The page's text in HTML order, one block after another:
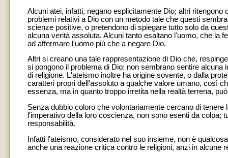
Alcuni atei, infatti, negano esplicitamente Dio; altri
problemi relativi a Dio con un metodo tale che questi
scienze positive, o pretendono di spiegare tutto solo da
alcuna verità assoluta. Alcuni tanto esaltano l'uomo, che la
ad affermare l'uomo più che a negare Dio.
Altri si creano una tale rappresentazione di Dio che,
si pongono il problema di Dio: non sembrano sentire
di religione. L'ateismo inoltre ha origine sovente, o dalla
caratteri propri dell'assoluto a qualche valore umano, così
essenza, ma in quanto troppo irretita nella realtà terrena,
Senza dubbio coloro che volontariamente cercano di
l'imperativo della loro coscienza, non sono esenti da
responsabilità.
Infatti l'ateismo, considerato nel suo insieme, non è
anche una reazione critica contro le religioni, anzi in alcune